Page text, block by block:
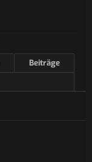
Beiträge